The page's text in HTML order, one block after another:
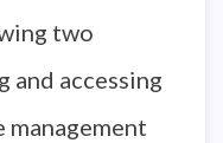
two
and accessing